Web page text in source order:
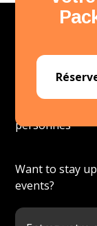
personnes
Want to stay
events?